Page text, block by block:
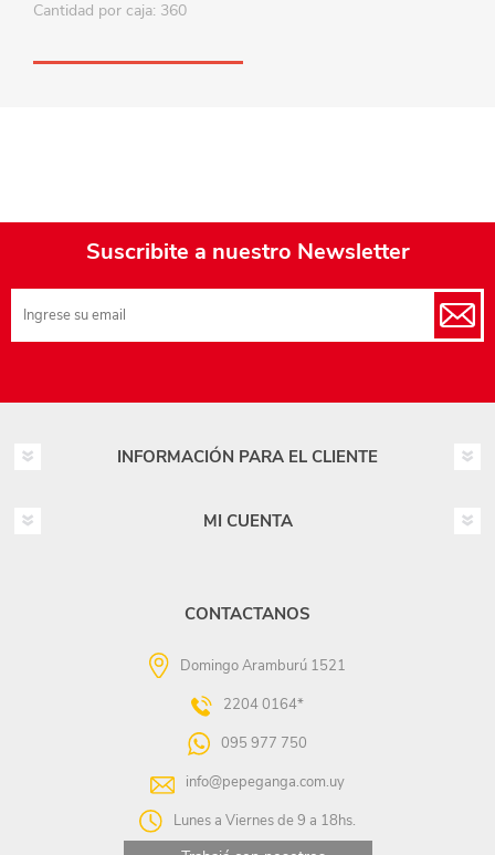
Cantidad por caja: 360
Suscribite a nuestro Newsletter
INFORMACIÓN PARA EL CLIENTE
MI CUENTA
CONTACTANOS
Domingo Aramburú 1521
2204 0164*
095 977 750
info@pepeganga.com.uy
Lunes a Viernes de 9 a 18hs.